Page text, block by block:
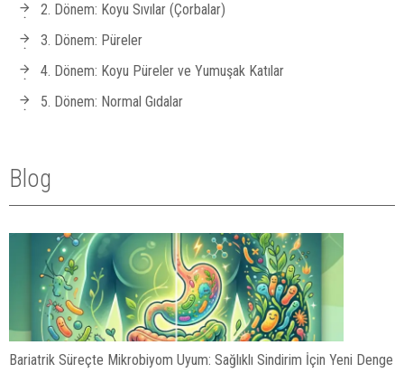
2. Dönem: Koyu Sıvılar (Çorbalar)
3. Dönem: Püreler
4. Dönem: Koyu Püreler ve Yumuşak Katılar
5. Dönem: Normal Gıdalar
Blog
Bariatrik Süreçte Mikrobiyom Uyum: Sağlıklı Sindirim İçin Yeni Denge